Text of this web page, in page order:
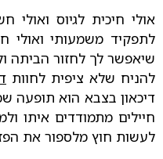
אולי חיכית לגיוס ואולי
לתפקיד משמעותי ואולי
שיאפשר לך לחזור הביתה
להניח שלא ציפית לחוות
דיכאון בצבא הוא תופעה
חיילים מתמודדים איתו
לעשות חוץ מלספור את